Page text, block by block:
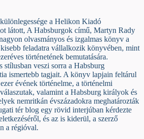
a Helikon Kiadó
látott, A Habsburgok című, Martyn Rady
olvasmányos és izgalmas könyv a
feladatra vállalkozik könyvében, mint
történetének bemutatására.
stílusban veszi sorra a Habsburg
ismertebb tagjait. A könyv lapjain feltárul
évének történelme, a történelmi
valamint a Habsburg királyok és
nemritkán évszázadokra meghatározták
tér blog egy rövid interjúban kérdezte
és az is kiderül, a szerző
a régióval.